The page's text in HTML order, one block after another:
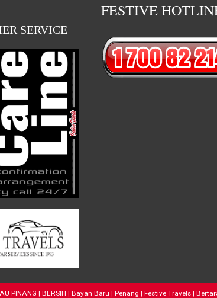
SERVICE
FESTIVE
PINANG | BERSIH | Bayan Baru | Penang | Festive Travels |